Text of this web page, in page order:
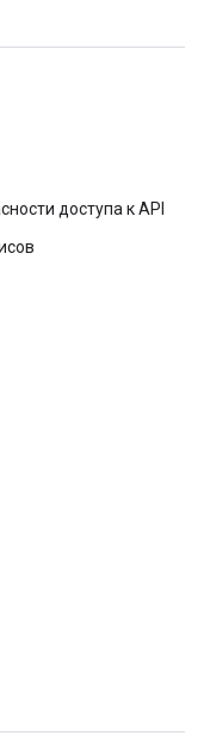
доступа к API